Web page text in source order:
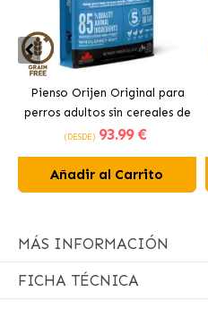
Pienso Orijen Original para
perros adultos sin cereales de
pollo
(DESDE) 93.99 €
Añadir al Carrito
MÁS INFORMACIÓN
FICHA TÉCNICA